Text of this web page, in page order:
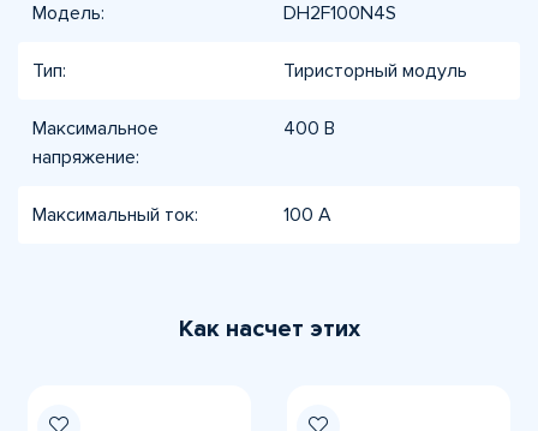
Модель: DH2F100N4S
Тип: Тиристорный модуль
Максимальное
напряжение:
400 В
Максимальный ток: 100 А
Как насчет этих